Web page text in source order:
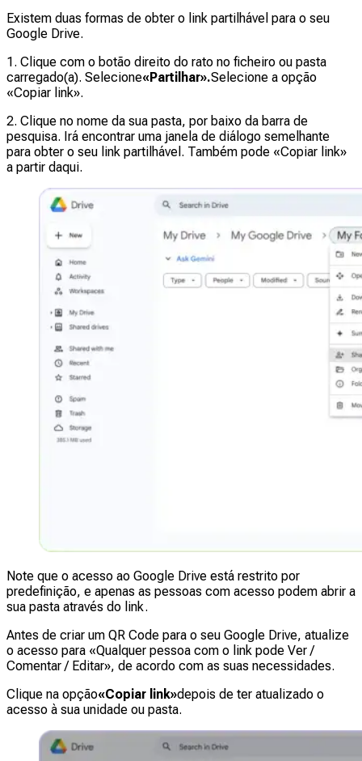
Existem duas formas de obter o link partilhável para o seu
Google Drive.
1. Clique com o botão direito do rato no ficheiro ou pasta
carregado(a). Selecione«Partilhar».Selecione a opção
«Copiar link».
2. Clique no nome da sua pasta, por baixo da barra de
pesquisa. Irá encontrar uma janela de diálogo semelhante
para obter o seu link partilhável. Também pode «Copiar link»
a partir daqui.
Note que o acesso ao Google Drive está restrito por
predefinição, e apenas as pessoas com acesso podem abrir a
sua pasta através do link.
Antes de criar um QR Code para o seu Google Drive, atualize
o acesso para «Qualquer pessoa com o link pode Ver /
Comentar / Editar», de acordo com as suas necessidades.
Clique na opção«Copiar link»depois de ter atualizado o
acesso à sua unidade ou pasta.